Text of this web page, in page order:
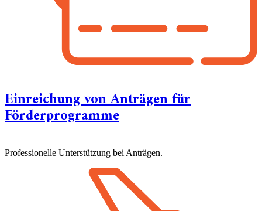
Einreichung von Anträgen für
Förderprogramme
Professionelle Unterstützung bei Anträgen.